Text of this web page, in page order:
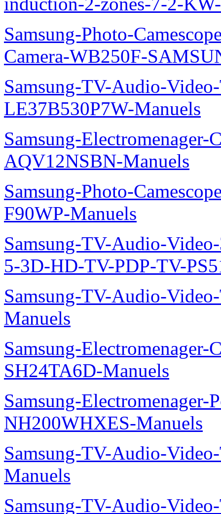
Samsung-Photo-
Camera-WB250F-
Samsung-TV-Audio-
LE37B530P7W-Manuels
Samsung-Electromenager-
AQV12NSBN-Manuels
Samsung-Photo-
F90WP-Manuels
Samsung-TV-Audio-
5-3D-HD-TV-PDP-TV-
Samsung-TV-Audio-
Manuels
Samsung-Electromenager-
SH24TA6D-Manuels
Samsung-
NH200WHXES-Manuels
Samsung-TV-Audio-
Manuels
Samsung-TV-Audio-